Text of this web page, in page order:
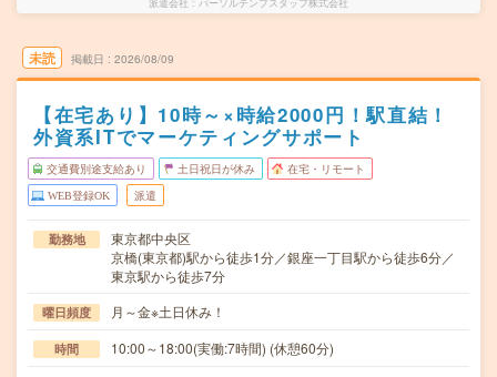
未読 掲載日 2026/08/09
【在宅あり】10時～×時給2000円！駅直結！
外資系ITでマーケティングサポート
交通費別途支給あり 土日祝日が休み 在宅・リモート
WEB登録OK 派遣
勤務地
東京都中央区
京橋(東京都)駅から徒歩1分／銀座一丁目駅から徒歩6分／
東京駅から徒歩7分
曜日頻度 月～金※土日休み！
時間
10:00～18:00(実働:7時間) (休憩60分)